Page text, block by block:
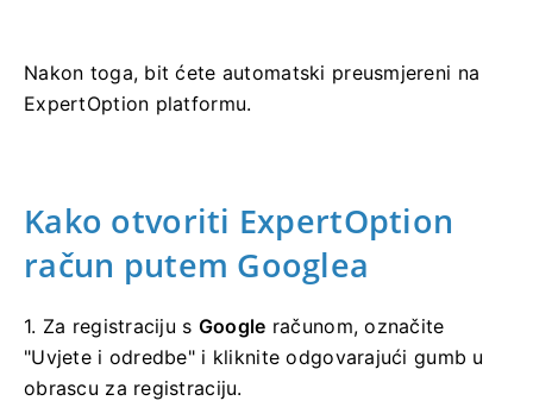
Nakon toga, bit ćete automatski preusmjereni na
ExpertOption platformu.
Kako otvoriti ExpertOption
račun putem Googlea
1. Za registraciju s Google računom, označite
"Uvjete i odredbe" i kliknite odgovarajući gumb u
obrascu za registraciju.